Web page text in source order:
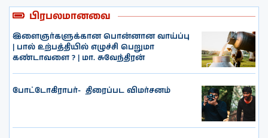
பிரபலமானவை
இளைஞர்களுக்கான பொன்னான வாய்ப்பு
| பால் உற்பத்தியில் எழுச்சி பெறுமா
கண்டாவளை ? | மா. சுவேந்திரன்
போட்டோகிராபர்- ‌ திரைப்பட விமர்சனம்